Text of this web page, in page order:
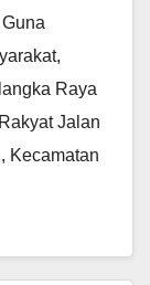
Raya
Jalan
Kecamatan